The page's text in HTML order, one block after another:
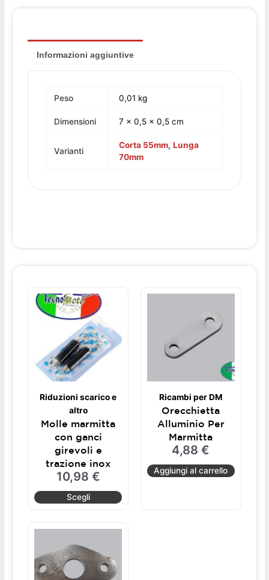
Informazioni aggiuntive
Peso 0,01 kg
Dimensioni 7 × 0,5 × 0,5 cm
Varianti
Corta 55mm,Lunga
70mm
Riduzioni scarico e
altro
Molle marmitta
con ganci
girevoli e
trazione inox
10,98 €
Scegli
Questo
prodotto
ha
più
varianti.
Le
opzioni
essere
scelte
nella
pagina
del
prodotto
Ricambi per DM
Orecchietta
Alluminio Per
Marmitta
4,88€
Aggiungi al carrello